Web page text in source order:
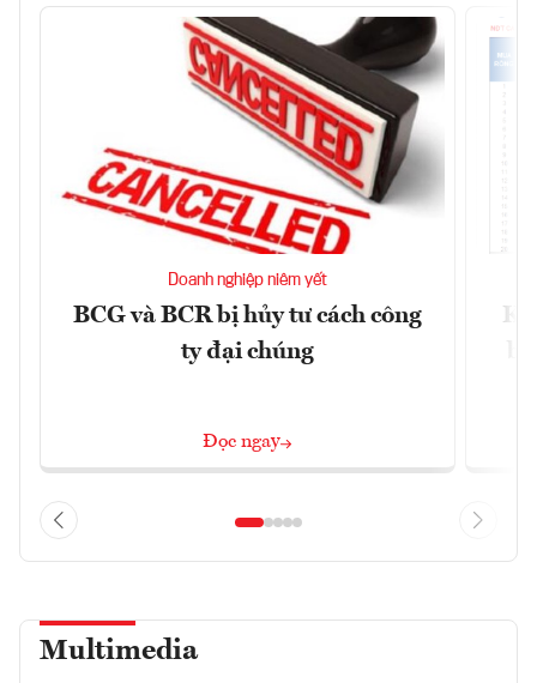
Doanh nghiệp niêm yết
BCG và BCR bị hủy tư cách công
ty đại chúng
Đọc ngay
Multimedia